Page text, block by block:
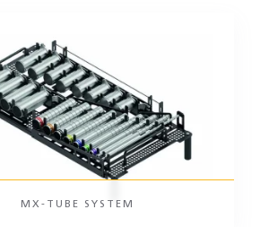
MX-TUBE SYSTEM